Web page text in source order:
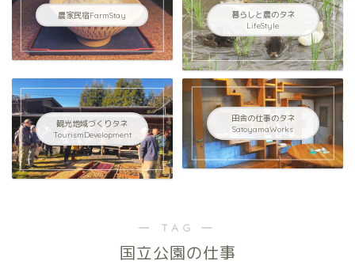
農家民宿FarmStay
暮らしと農のタネ
LifeStyle
観光地域づくりタネ
TourismDevelopment
田舎の仕事のタネ
SatoyamaWorks
― TAG ―
国立公園の仕事